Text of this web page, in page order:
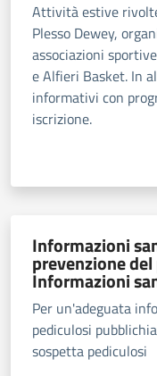
Attività estive
Plesso Dewey,
associazioni
e Alfieri Basket. In
informativi con
iscrizione.
Informazioni
prevenzione
Informazioni
Per un'adeguata
pediculosi
sospetta pediculosi